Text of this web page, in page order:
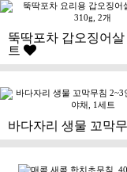
뚝딱포차 갑오징어살
트
바다자리 생물 꼬막